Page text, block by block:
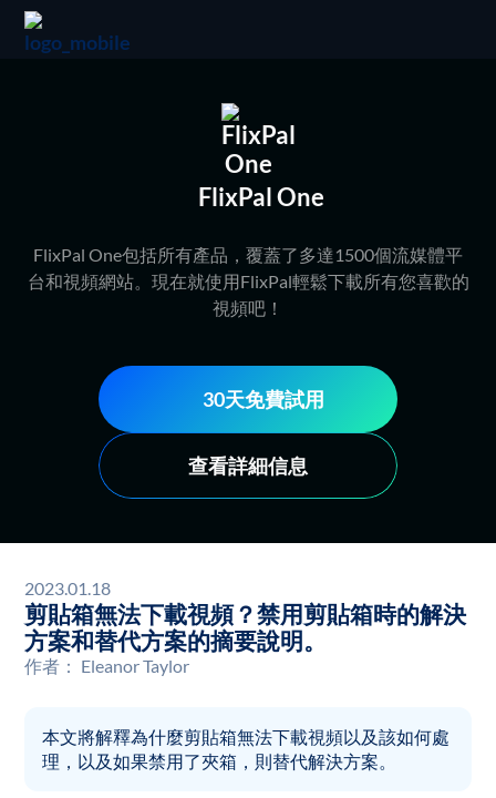
FlixPal One
FlixPal One包括所有產品，覆蓋了多達1500個流媒體平
台和視頻網站。現在就使用FlixPal輕鬆下載所有您喜歡的
視頻吧！
30天免費試用
查看詳細信息
2023.01.18
剪貼箱無法下載視頻？禁用剪貼箱時的解決
方案和替代方案的摘要說明。
作者： Eleanor Taylor
本文將解釋為什麼剪貼箱無法下載視頻以及該如何處
理，以及如果禁用了夾箱，則替代解決方案。